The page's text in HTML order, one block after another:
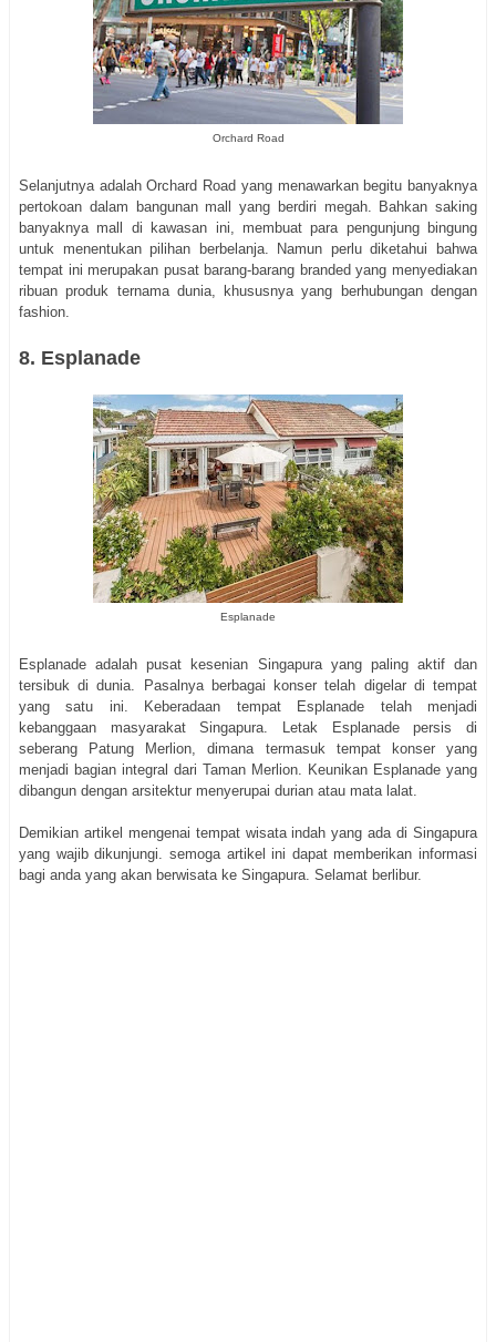
Orchard Road
Selanjutnya adalah Orchard Road yang menawarkan begitu banyaknya
pertokoan dalam bangunan mall yang berdiri megah. Bahkan saking
banyaknya mall di kawasan ini, membuat para pengunjung bingung
untuk menentukan pilihan berbelanja. Namun perlu diketahui bahwa
tempat ini merupakan pusat barang-barang branded yang menyediakan
ribuan produk ternama dunia, khususnya yang berhubungan dengan
fashion.
8. Esplanade
Esplanade
Esplanade adalah pusat kesenian Singapura yang paling aktif dan
tersibuk di dunia. Pasalnya berbagai konser telah digelar di tempat
yang satu ini. Keberadaan tempat Esplanade telah menjadi
kebanggaan masyarakat Singapura. Letak Esplanade persis di
seberang Patung Merlion, dimana termasuk tempat konser yang
menjadi bagian integral dari Taman Merlion. Keunikan Esplanade yang
dibangun dengan arsitektur menyerupai durian atau mata lalat.
Demikian artikel mengenai tempat wisata indah yang ada di Singapura
yang wajib dikunjungi. semoga artikel ini dapat memberikan informasi
bagi anda yang akan berwisata ke Singapura. Selamat berlibur.